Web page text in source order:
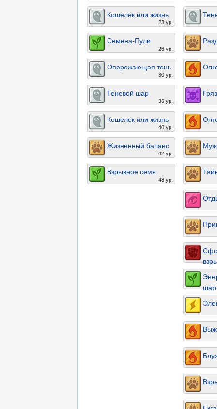
Кошелек или жизнь
23 ур.
Семена-Пули
26 ур.
Опережающая тень
30 ур.
Теневой шар
36 ур.
Кошелек или жизнь
40 ур.
Жизненный баланс
42 ур.
Взрывное семя
48 ур.
шар